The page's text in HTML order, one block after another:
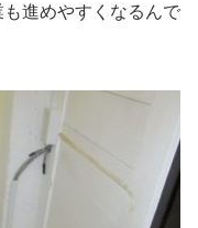
進めやすくなるんで